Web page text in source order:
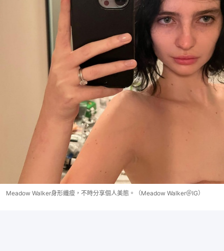
Meadow Walker身形纖瘦，不時分享個人美態。（Meadow Walker＠IG）